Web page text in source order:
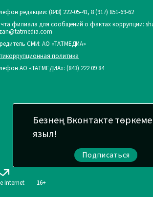
Безнең Вконтакте
языл!
Подписаться
редакции:(843) 222-05-41, 8 (917) 851-69-62
филиала для сообщений о фактах коррупции:
СМИ: АО «ТАТМЕДИА»
политика
АО «ТАТМЕДИА»: (843) 222 09 84
Internet 16+